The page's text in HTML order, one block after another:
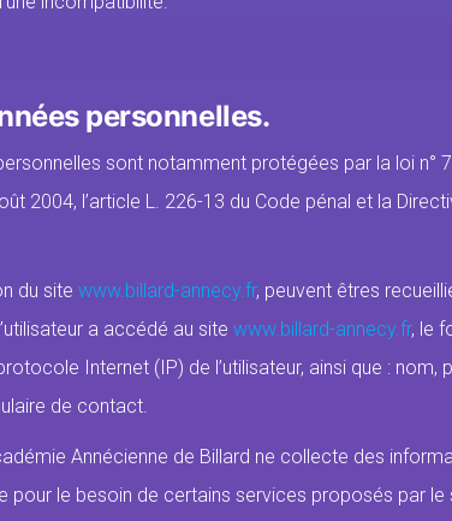
personnelles.
sont notamment protégées par la loi n°
2004, l’article L. 226-13 du Code pénal et la
du site www.billard-annecy.fr, peuvent êtres
a accédé au site www.billard-annecy.fr, le
Internet (IP) de l’utilisateur, ainsi que :
de contact.
Annécienne de Billard ne collecte des
pour le besoin de certains services proposés par le